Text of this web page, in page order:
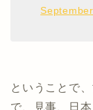
ということで
で、見事、日